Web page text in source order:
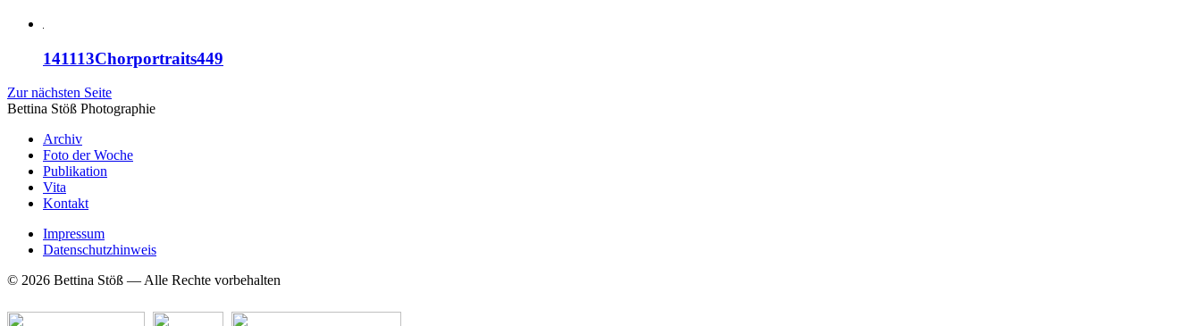
141113Chorportraits449
Zur nächsten Seite
Bettina Stöß Photographie
Archiv
Foto der Woche
Publikation
Vita
Kontakt
Impressum
Datenschutzhinweis
© 2026 Bettina Stöß — Alle Rechte vorbehalten